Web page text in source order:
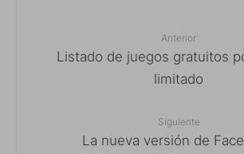
Anterior
Listado de juegos gratuitos
limitado
Siguiente
La nueva versión de